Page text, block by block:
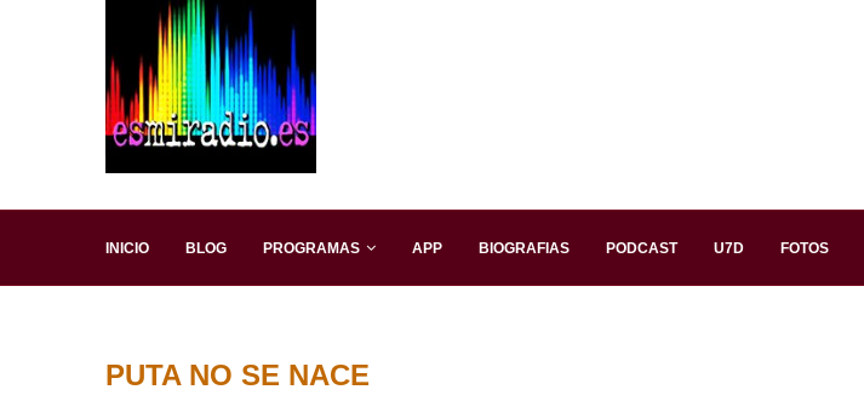
INICIO BLOG PROGRAMAS APP BIOGRAFIAS PODCAST U7D FOTOS
PUTA NO SE NACE